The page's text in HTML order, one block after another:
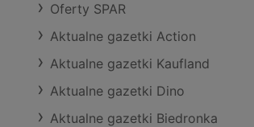
Oferty SPAR
Aktualne gazetki Action
Aktualne gazetki Kaufland
Aktualne gazetki Dino
Aktualne gazetki Biedronka